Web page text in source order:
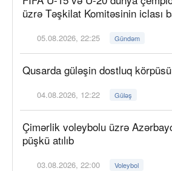
üzrə Təşkilat Komitəsinin iclası
05.08.2026, 22:25 Gündəm
Qusarda güləşin dostluq körpüsü
04.08.2026, 12:22 Güləş
Çimərlik voleybolu üzrə
püşkü atılıb
03.08.2026, 22:00 Voleybol